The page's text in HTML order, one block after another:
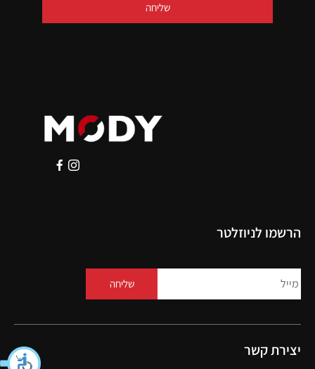
שליחה
הרשמו לניוזלטר
שליחה
יצירת קשר